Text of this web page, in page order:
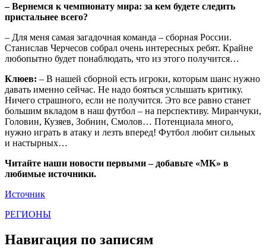
– Вернемся к чемпионату мира: за кем будете следить
пристальнее всего?
– Для меня самая загадочная команда – сборная России.
Станислав Черчесов собрал очень интересных ребят. Крайне
любопытно будет понаблюдать, что из этого получится…
Клюев: – В нашей сборной есть игроки, которым шанс нужно
давать именно сейчас. Не надо бояться услышать критику.
Ничего страшного, если не получится. Это все равно станет
большим вкладом в наш футбол – на перспективу. Миранчуки,
Головин, Кузяев, Зобнин, Смолов… Потенциала много,
нужно играть в атаку и лезть вперед! Футбол любит сильных
и настырных…
Читайте наши новости первыми – добавьте «МК» в
любимые источники.
Источник
РЕГИОНЫ
Навигация по записям